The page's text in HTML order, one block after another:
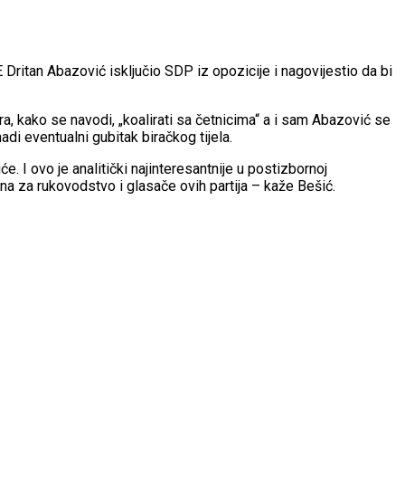
Dritan Abazović isključio SDP iz opozicije i nagovijestio da bi
kako se navodi, „koalirati sa četnicima“ a i sam Abazović se
eventualni gubitak biračkog tijela.
I ovo je analitički najinteresantnije u postizbornoj
za rukovodstvo i glasače ovih partija – kaže Bešić.